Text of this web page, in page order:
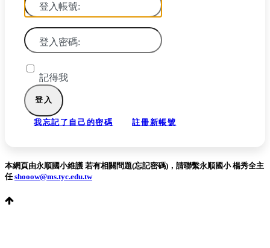
登入帳號:
登入密碼:
記得我
我忘記了自己的密碼 註冊新帳號
本網頁由永順國小維護 若有相關問題(忘記密碼)，請聯繫永順國小 楊秀全主
任shooow@ms.tyc.edu.tw